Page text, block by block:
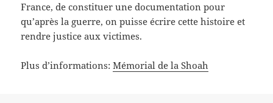
France, de constituer une documentation pour
qu’après la guerre, on puisse écrire cette histoire et
rendre justice aux victimes.
Plus d’informations:Mémorial de la Shoah